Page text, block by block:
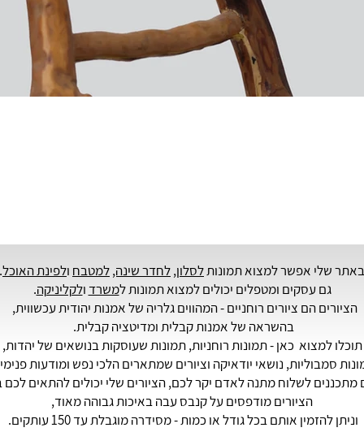
באתר שלי אפשר למצוא תמונותלסלון,לחדר שינה,למטבח ולפינת האוכל.
גם עסקים ומטפלים יכולים למצוא תמונות למשרדולקליניקה.
הציורים הם ציורים רוחניים - המהווים גלריה שלאמנות יהודיתעכשווית,
בהשראה של אמנות קבלית ומדיטציה קבלית.
תוכלו למצוא כאן - תמונות רוחניות, תמונות שעוסקות בנושאים של יהדות,
סמבוליות, נושאי יודאיקה וציורים שמתארים הלכי נפש ומודעות
לשלוח מתנה לאדם יקר לכם, הציורים שלי יכולים להתאים לכם
הציורים מודפסים על קנבס עבה באיכות גבוהה מאוד,
וניתן להזמין אותם בכל גודל או כמות - מסידרה מוגבלת עד 150 עותקים.